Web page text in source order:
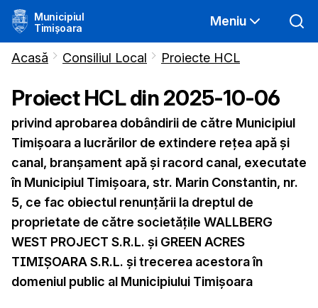
Municipiul
Timișoara
Meniu
Acasă Consiliul Local Proiecte HCL
Proiect HCL din2025-10-06
privind aprobarea dobândirii de către Municipiul
Timișoara a lucrărilor de extindere rețea apă și
canal, branșament apă și racord canal, executate
în Municipiul Timișoara, str. Marin Constantin, nr.
5, ce fac obiectul renunțării la dreptul de
proprietate de către societățile WALLBERG
WEST PROJECT S.R.L. și GREEN ACRES
TIMIȘOARA S.R.L. și trecerea acestora în
domeniul public al Municipiului Timișoara